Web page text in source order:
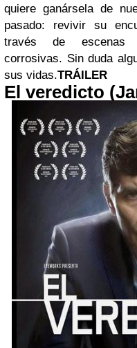
quiere ganársela de
pasado: revivir su
través de escenas
corrosivas. Sin duda
sus vidas.TRÁILER
El veredicto